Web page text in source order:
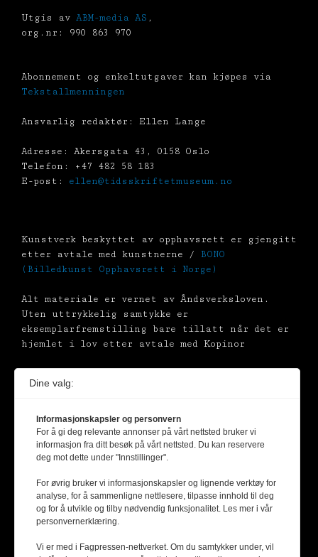
Utgis av ABM-media AS ,
org.nr: 990 863 970
Abonnement og enkeltutgaver kan kjøpes via
Tekstallmenningen
Ansvarlig redaktør: Ellen Lange
Adresse: Akersgata 43, 0158 Oslo
Telefon: +47 482 58 183
E-post: ellen@tidsskriftetmuseum.no
Kunstverk beskyttet av opphavsrett er gjengitt
etter avtale med kunstnerne / BONO
(Billedkunst Opphavsrett i Norge)
Alt materiale er vernet av Åndsverksloven.
Uten uttrykkelig samtykke er
eksemplarfremstilling bare tillatt når det er
hjemlet i lov etter avtale med Kopinor
Dine valg:
Informasjonskapsler og personvern
For å gi deg relevante annonser på vårt nettsted bruker vi
informasjon fra ditt besøk på vårt nettsted. Du kan reservere
deg mot dette under "Innstillinger".
For øvrig bruker vi informasjonskapsler og lignende verktøy for
analyse, for å sammenligne nettlesere, tilpasse innhold til deg
og for å utvikle og tilby nødvendig funksjonalitet. Les mer i vår
personvernerklæring.
Vi er med i Fagpressen-nettverket. Om du samtykker under, vil